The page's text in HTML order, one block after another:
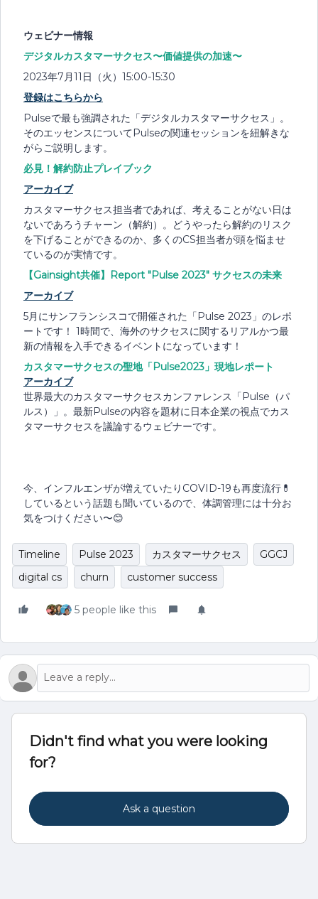
ウェビナー情報
デジタルカスタマーサクセス〜価値提供の加速〜
2023年7月11日（火）15:00-15:30
登録はこちらから
Pulseで最も強調された「デジタルカスタマーサクセス」。
そのエッセンスについてPulseの関連セッションを紐解きな
がらご説明します。
必見！解約防止プレイブック
アーカイブ
カスタマーサクセス担当者であれば、考えることがない日は
ないであろうチャーン（解約）。どうやったら解約のリスク
を下げることができるのか、多くのCS担当者が頭を悩ませ
ているのが実情です。
【Gainsight共催】Report "Pulse 2023" サクセスの未来
アーカイブ
5月にサンフランシスコで開催された「Pulse 2023」のレポ
ートです！ 1時間で、海外のサクセスに関するリアルかつ最
新の情報を入手できるイベントになっています！
カスタマーサクセスの聖地「Pulse2023」現地レポート
アーカイブ
世界最大のカスタマーサクセスカンファレンス「Pulse（パ
ルス）」。最新Pulseの内容を題材に日本企業の視点でカス
タマーサクセスを議論するウェビナーです。
今、インフルエンザが増えていたりCOVID-19も再度流行💊
しているという話題も聞いているので、体調管理には十分お
気をつけください〜😊
Timeline Pulse 2023 カスタマーサクセス
GGCJ
digital cs
churn customer success
5 people like this
Didn't find what you were looking
for?
Ask a question